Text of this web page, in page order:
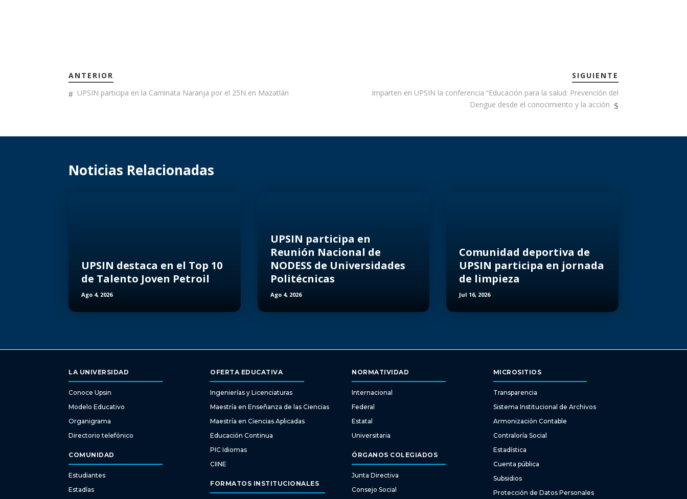
ANTERIOR
UPSIN participa en la Caminata Naranja por el 25N en Mazatlán
SIGUIENTE
Imparten en UPSIN la conferencia “Educación para la salud: Prevención del
Dengue desde el conocimiento y la acción
Noticias Relacionadas
UPSIN destaca en el Top 10
de Talento Joven Petroil
Ago 4, 2026
UPSIN participa en
Reunión Nacional de
NODESS de Universidades
Politécnicas
Ago 4, 2026
Comunidad deportiva de
UPSIN participa en jornada
de limpieza
Jul 16, 2026
LA UNIVERSIDAD
Conoce Upsin
Modelo Educativo
Organigrama
Directorio telefónico
COMUNIDAD
Estudiantes
Estadías
OFERTA EDUCATIVA
Ingenierías y Licenciaturas
Maestría en Enseñanza de las Ciencias
Maestría en Ciencias Aplicadas
Educación Continua
PIC Idiomas
CIINE
FORMATOS INSTITUCIONALES
NORMATIVIDAD
Internacional
Federal
Estatal
Universitaria
ÓRGANOS COLEGIADOS
Junta Directiva
Consejo Social
MICROSITIOS
Transparencia
Sistema Institucional de Archivos
Armonización Contable
Contraloría Social
Estadística
Cuenta pública
Subsidios
Protección de Datos Personales